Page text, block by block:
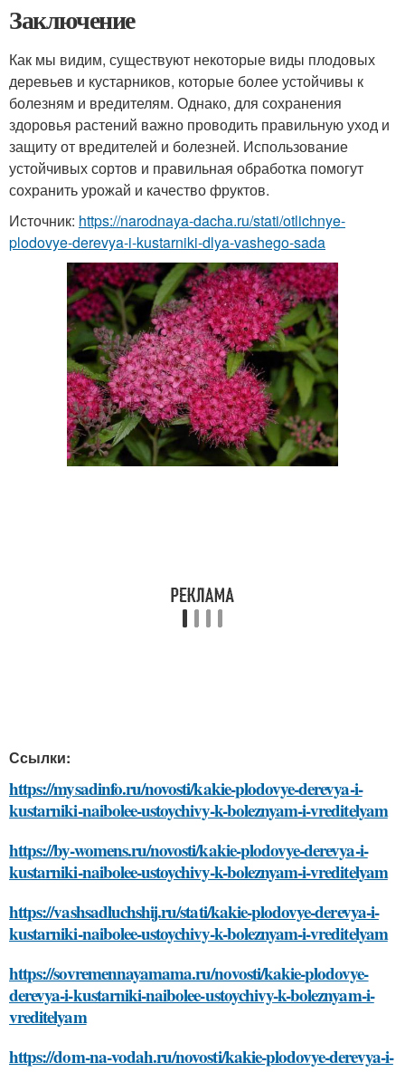
Заключение
Как мы видим, существуют некоторые виды плодовых
деревьев и кустарников, которые более устойчивы к
болезням и вредителям. Однако, для сохранения
здоровья растений важно проводить правильную уход и
защиту от вредителей и болезней. Использование
устойчивых сортов и правильная обработка помогут
сохранить урожай и качество фруктов.
Источник: https://narodnaya-dacha.ru/stati/otlichnye-
plodovye-derevya-i-kustarniki-dlya-vashego-sada
Ссылки:
https://mysadinfo.ru/novosti/kakie-plodovye-derevya-i-
kustarniki-naibolee-ustoychivy-k-boleznyam-i-vreditelyam
https://by-womens.ru/novosti/kakie-plodovye-derevya-i-
kustarniki-naibolee-ustoychivy-k-boleznyam-i-vreditelyam
https://vashsadluchshij.ru/stati/kakie-plodovye-derevya-i-
kustarniki-naibolee-ustoychivy-k-boleznyam-i-vreditelyam
https://sovremennayamama.ru/novosti/kakie-plodovye-
derevya-i-kustarniki-naibolee-ustoychivy-k-boleznyam-i-
vreditelyam
https://dom-na-vodah.ru/novosti/kakie-plodovye-derevya-i-